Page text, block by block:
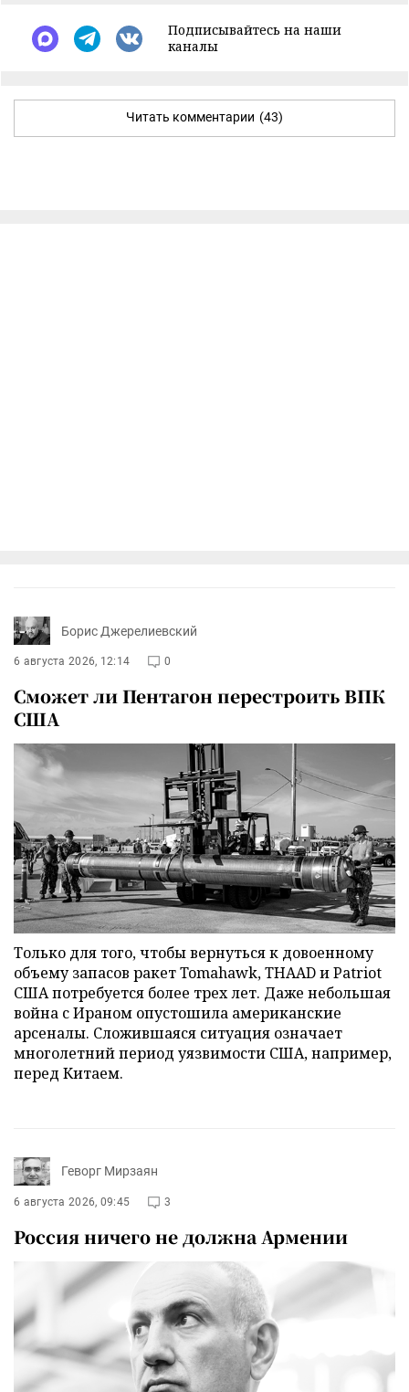
Подписывайтесь на наши
каналы
Читать комментарии (43)
Борис Джерелиевский
6 августа 2026, 12:14 0
Сможет ли Пентагон перестроить ВПК
США
Только для того, чтобы вернуться к довоенному
объему запасов ракет Tomahawk, THAAD и Patriot
США потребуется более трех лет. Даже небольшая
война с Ираном опустошила американские
арсеналы. Сложившаяся ситуация означает
многолетний период уязвимости США, например,
перед Китаем.
Геворг Мирзаян
6 августа 2026, 09:45 3
Россия ничего не должна Армении